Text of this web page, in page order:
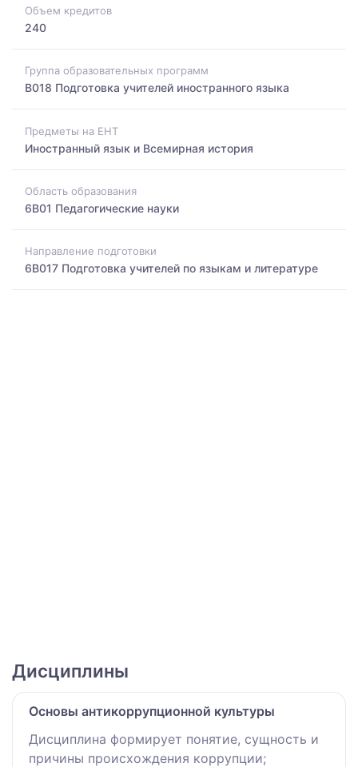
Объем кредитов
240
Группа образовательных программ
B018 Подготовка учителей иностранного языка
Предметы на ЕНТ
Иностранный язык и Всемирная история
Область образования
6B01 Педагогические науки
Направление подготовки
6B017 Подготовка учителей по языкам и литературе
Дисциплины
Основы антикоррупционной культуры
Дисциплина формирует понятие, сущность и
причины происхождения коррупции;